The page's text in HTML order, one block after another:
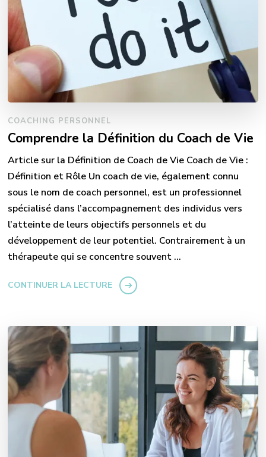
COACHING PERSONNEL
Comprendre la Définition du Coach de Vie
Article sur la Définition de Coach de Vie Coach de Vie :
Définition et Rôle Un coach de vie, également connu
sous le nom de coach personnel, est un professionnel
spécialisé dans l’accompagnement des individus vers
l’atteinte de leurs objectifs personnels et du
développement de leur potentiel. Contrairement à un
thérapeute qui se concentre souvent …
CONTINUER LA LECTURE